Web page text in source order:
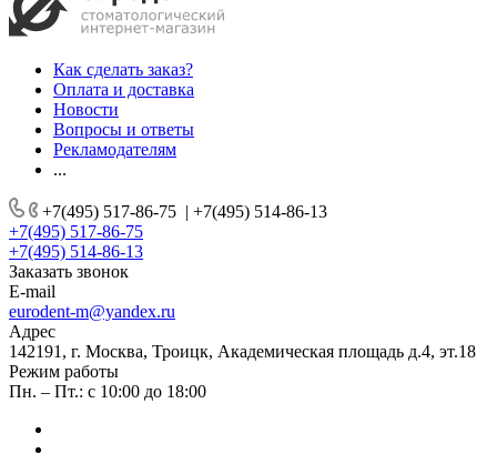
Как сделать заказ?
Оплата и доставка
Новости
Вопросы и ответы
Рекламодателям
...
+7(495) 517-86-75 | +7(495) 514-86-13
+7(495) 517-86-75
+7(495) 514-86-13
Заказать звонок
E-mail
eurodent-m@yandex.ru
Адрес
142191, г. Москва, Троицк, Академическая площадь д.4, эт.18
Режим работы
Пн. – Пт.: с 10:00 до 18:00